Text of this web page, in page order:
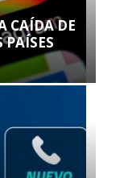
CAÍDA DE